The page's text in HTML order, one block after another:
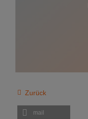
Zurück
mail